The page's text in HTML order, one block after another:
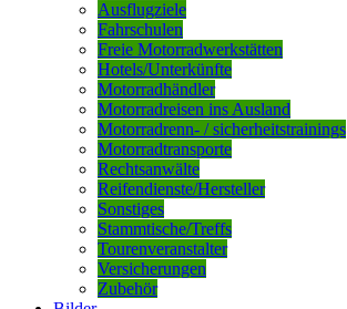
Ausflugziele
Fahrschulen
Freie Motorradwerkstätten
Hotels/Unterkünfte
Motorradhändler
Motorradreisen ins Ausland
Motorradrenn- / sicherheitstrainings
Motorradtransporte
Rechtsanwälte
Reifendienste/Hersteller
Sonstiges
Stammtische/Treffs
Tourenveranstalter
Versicherungen
Zubehör